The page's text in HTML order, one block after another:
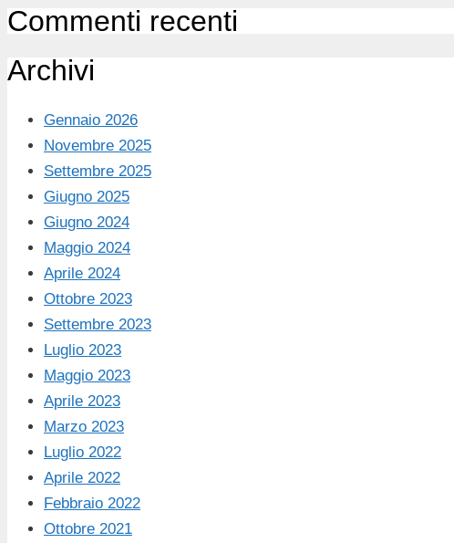
Commenti recenti
Archivi
Gennaio 2026
Novembre 2025
Settembre 2025
Giugno 2025
Giugno 2024
Maggio 2024
Aprile 2024
Ottobre 2023
Settembre 2023
Luglio 2023
Maggio 2023
Aprile 2023
Marzo 2023
Luglio 2022
Aprile 2022
Febbraio 2022
Ottobre 2021